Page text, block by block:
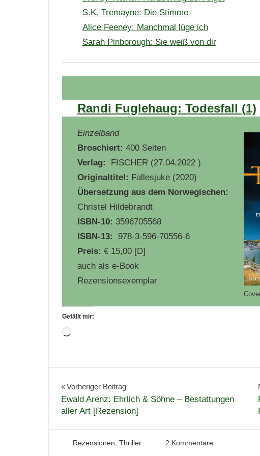
S.K. Tremayne: Die Stimme
Alice Feeney: Manchmal lüge ich
Sarah Pinborough: Sie weiß von dir
Randi Fuglehaug: Todesfall (1)
Einzelband
Broschiert: 400 Seiten
Verlag: ‎ FISCHER (27.04.2022 )
Originaltitel: Fallesjuke(2020)
Übersetzung aus dem Norwegischen:
Christel Hildebrandt
ISBN-10: 3596705568
ISBN-13‏: ‎ 978-3-596-70556-6
Preis: € 15,00 [D]
auch als e-Book
Rezensionsexemplar
Gefällt mir:
Wird
Belletristik
Bücher
Krimi
Lesen
Literatur
Norwegen
Beitragsnavigation
Vorheriger Beitrag
Ewald Arenz: Ehrlich & Söhne – Bestattungen
aller Art [Rezension]
13. Februar 2023
Tintenhain
Rezensionen Thriller 2 Kommentare